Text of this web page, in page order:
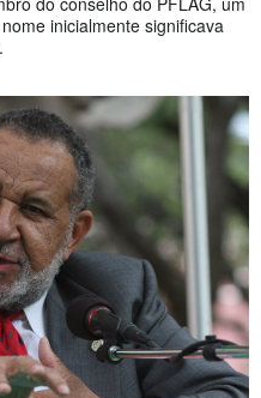
inicialmente significava